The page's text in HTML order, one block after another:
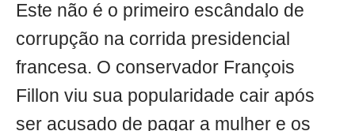
Este não é o primeiro escândalo de
corrupção na corrida presidencial
francesa. O conservador François
Fillon viu sua popularidade cair após
ser acusado de pagar a mulher e os